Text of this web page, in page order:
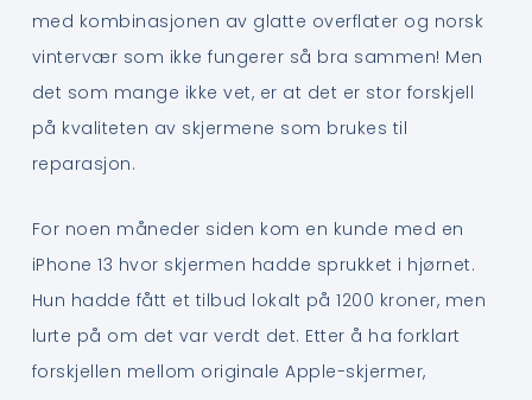
med kombinasjonen av glatte overflater og norsk
vintervær som ikke fungerer så bra sammen! Men
det som mange ikke vet, er at det er stor forskjell
på kvaliteten av skjermene som brukes til
reparasjon.
For noen måneder siden kom en kunde med en
iPhone 13 hvor skjermen hadde sprukket i hjørnet.
Hun hadde fått et tilbud lokalt på 1200 kroner, men
lurte på om det var verdt det. Etter å ha forklart
forskjellen mellom originale Apple-skjermer,